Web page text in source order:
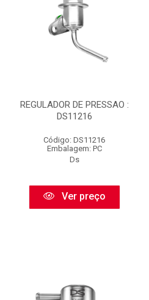
REGULADOR DE PRESSAO :
DS11216
Código: DS11216
Embalagem: PC
Ds
Ver preço